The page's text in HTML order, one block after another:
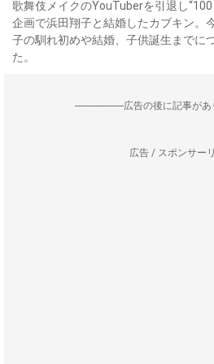
歌舞伎メイクのYouTuberを引退し
企画で浜田翔子と結婚したカブキン。
子の馴れ初めや結婚、子供誕生までに
た。
--------------------広告の後に記事があ
広告 / スポンサー